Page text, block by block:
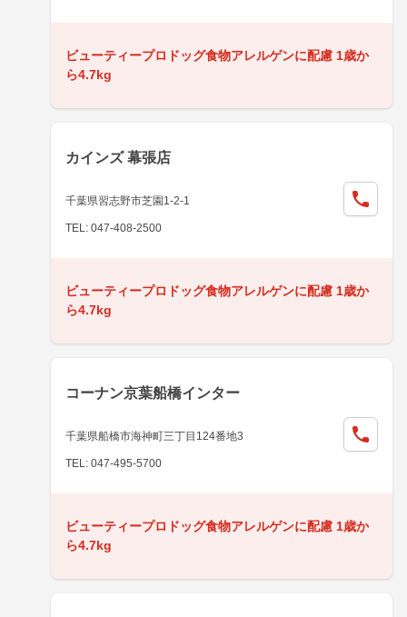
ビューティープロドッグ食物アレルゲンに配慮 1歳か
ら4.7kg
カインズ 幕張店
千葉県習志野市芝園1-2-1
TEL: 047-408-2500
ビューティープロドッグ食物アレルゲンに配慮 1歳か
ら4.7kg
コーナン京葉船橋インター
千葉県船橋市海神町三丁目124番地3
TEL: 047-495-5700
ビューティープロドッグ食物アレルゲンに配慮 1歳か
ら4.7kg